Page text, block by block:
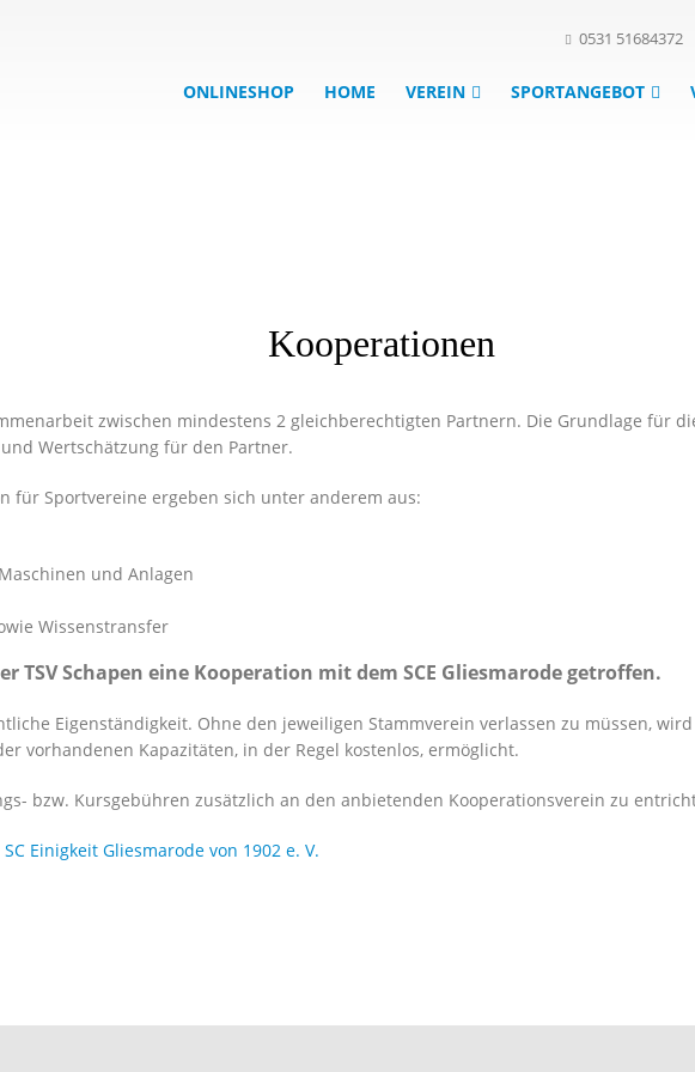
0531 51684372
ONLINESHOP HOME VEREIN SPORTANGEBOT
Kooperationen
zwischen mindestens 2 gleichberechtigten Partnern. Die Grundlage für
Wertschätzung für den Partner.
für Sportvereine ergeben sich unter anderem aus:
und Anlagen
Wissenstransfer
TSV Schapen eine Kooperation mit dem SCE Gliesmarode getroffen.
Eigenständigkeit. Ohne den jeweiligen Stammverein verlassen zu müssen,
vorhandenen Kapazitäten, in der Regel kostenlos, ermöglicht.
bzw. Kursgebühren zusätzlich an den anbietenden Kooperationsverein zu
SC Einigkeit Gliesmarode von 1902 e. V.